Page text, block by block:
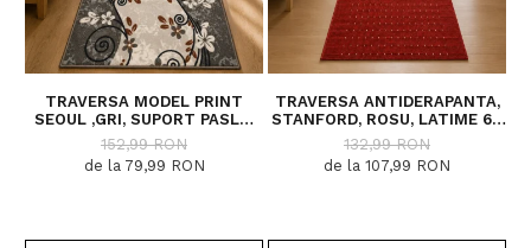
TRAVERSA MODEL PRINT
SEOUL ,GRI, SUPORT PASLA,
LATIME 100 CM, 820 GR/MP
152,99 RON
de la 79,99 RON
TRAVERSA ANTIDERAPANTA,
STANFORD, ROSU, LATIME 67
CM, DIVERSE LUNGIMI
132,99 RON
de la 107,99 RON